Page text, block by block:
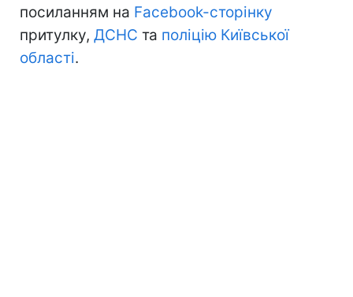
посиланням на Facebook-сторінку
притулку, ДСНС та поліцію Київської
області.